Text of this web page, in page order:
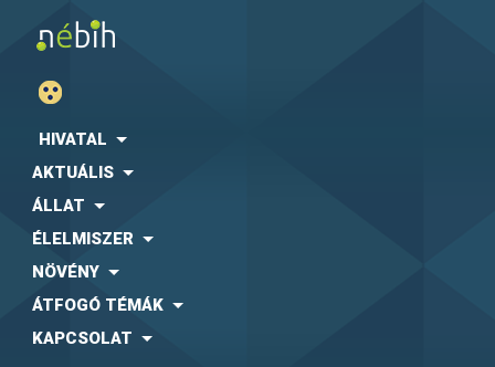
HIVATAL
AKTUÁLIS
ÁLLAT
ÉLELMISZER
NÖVÉNY
ÁTFOGÓ TÉMÁK
KAPCSOLAT